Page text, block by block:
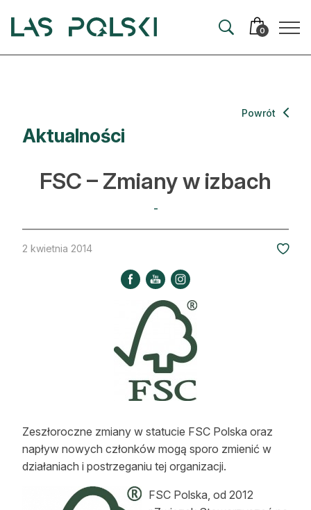
0
Artykuły
Hodowla lasu
Nowe technologie
Kultura i historia
Z zagranicy
Aktualności
Powrót
FSC – Zmiany w izbach
-
2 kwietnia 2014
Zeszłoroczne zmiany w statucie FSC Polska oraz
napływ nowych członków mogą sporo zmienić w
działaniach i postrzeganiu tej organizacji.
FSC Polska, od 2012